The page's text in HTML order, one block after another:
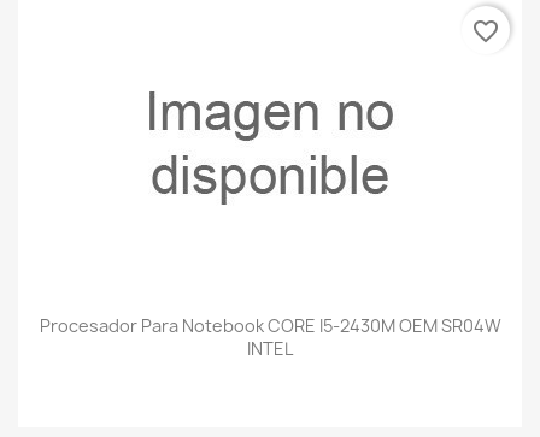
Procesador Para Notebook CORE I5-2430M OEM SR04W
INTEL
favorite_border